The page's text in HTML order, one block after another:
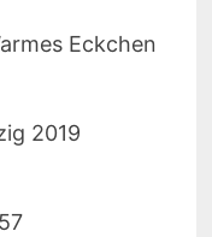
Eckchen
2019